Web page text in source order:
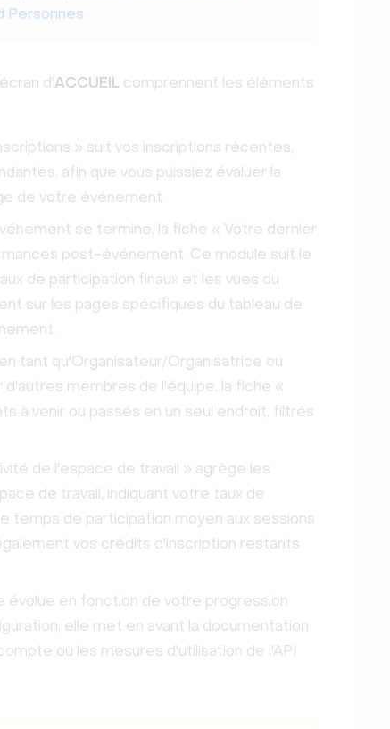
Personnes
d'ACCUEIL comprennent les éléments
» suit vos inscriptions récentes,
afin que vous puissiez évaluer la
de votre événement.
se termine, la fiche « Votre dernier
post-événement. Ce module suit le
de participation finaux et les vues du
sur les pages spécifiques du tableau de
tant qu'Organisateur/Organisatrice ou
membres de l'équipe, la fiche «
à venir ou passés en un seul endroit, filtrés
de l'espace de travail » agrège les
de travail, indiquant votre taux de
temps de participation moyen aux sessions
vos crédits d'inscription restants
en fonction de votre progression
elle met en avant la documentation
ou les mesures d'utilisation de l'API